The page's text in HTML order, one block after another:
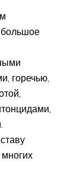
большое
горечью,